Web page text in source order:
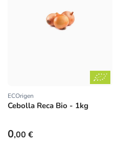
Proveedor:
ECOrigen
Cebolla Reca Bio - 1kg
Precio habitual
0,00 €